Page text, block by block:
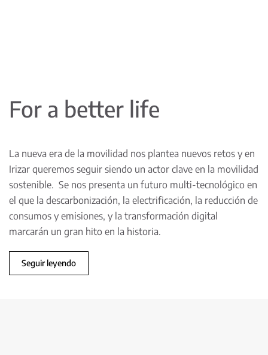
For a better life
La nueva era de la movilidad nos plantea nuevos retos y en
Irizar queremos seguir siendo un actor clave en la movilidad
sostenible. Se nos presenta un futuro multi-tecnológico en
el que la descarbonización, la electrificación, la reducción de
consumos y emisiones, y la transformación digital
marcarán un gran hito en la historia.
Seguir leyendo